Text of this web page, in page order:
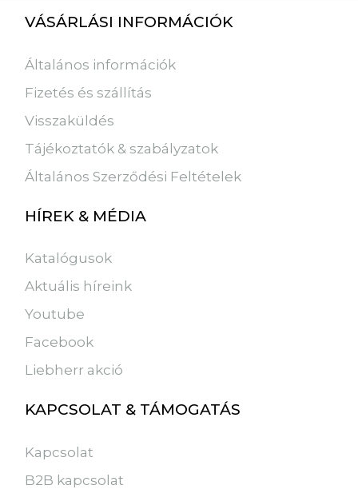
VÁSÁRLÁSI INFORMÁCIÓK
Általános információk
Fizetés és szállítás
Visszaküldés
Tájékoztatók & szabályzatok
Általános Szerződési Feltételek
HÍREK & MÉDIA
Katalógusok
Aktuális híreink
Youtube
Facebook
Liebherr akció
KAPCSOLAT & TÁMOGATÁS
Kapcsolat
B2B kapcsolat